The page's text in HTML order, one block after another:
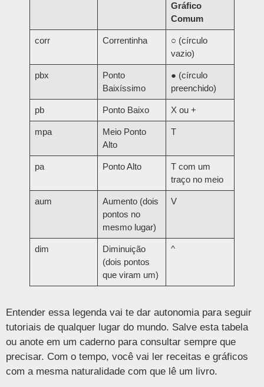
Gráfico
Comum
corr Correntinha
○ (círculo
vazio)
pbx
Ponto
Baixíssimo
● (círculo
preenchido)
pb Ponto Baixo X ou +
mpa
Meio Ponto
Alto
T
pa Ponto Alto
T com um
traço no meio
aum
Aumento (dois
pontos no
mesmo lugar)
V
dim
Diminuição
(dois pontos
que viram um)
^
Entender essa legenda vai te dar autonomia para seguir
tutoriais de qualquer lugar do mundo. Salve esta tabela
ou anote em um caderno para consultar sempre que
precisar. Com o tempo, você vai ler receitas e gráficos
com a mesma naturalidade com que lê um livro.